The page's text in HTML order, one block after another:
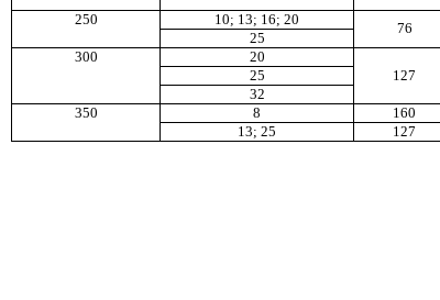
250
10; 13; 16; 20
76
25
300
20
127
25
32
350
8 160
13; 25
127